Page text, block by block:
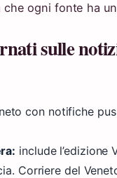
ogni fonte ha
sulle
con notifiche
include l’edizione
Corriere del